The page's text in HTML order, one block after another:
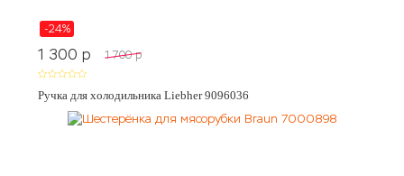
-24%
1 300 p 1 700 p
Ручка для холодильника Liebher 9096036